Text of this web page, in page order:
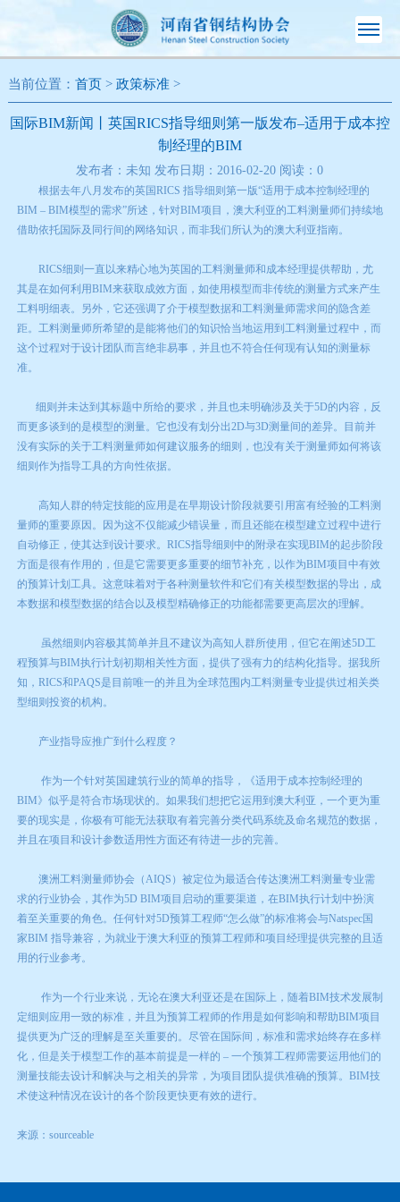
当前位置： 首页> 政策标准>
国际BIM新闻丨英国RICS指导细则第一版发布–适用于成本控
制经理的BIM
发布者：未知 发布日期：2016-02-20 阅读：0
根据去年八月发布的英国RICS 指导细则第一版“适用于成本控制经理的
BIM – BIM模型的需求”所述，针对BIM项目，澳大利亚的工料测量师们持续地
借助依托国际及同行间的网络知识，而非我们所认为的澳大利亚指南。
RICS细则一直以来精心地为英国的工料测量师和成本经理提供帮助，尤
其是在如何利用BIM来获取成效方面，如使用模型而非传统的测量方式来产生
工料明细表。另外，它还强调了介于模型数据和工料测量师需求间的隐含差
距。工料测量师所希望的是能将他们的知识恰当地运用到工料测量过程中，而
这个过程对于设计团队而言绝非易事，并且也不符合任何现有认知的测量标
准。
细则并未达到其标题中所给的要求，并且也未明确涉及关于5D的内容，反
而更多谈到的是模型的测量。它也没有划分出2D与3D测量间的差异。目前并
没有实际的关于工料测量师如何建议服务的细则，也没有关于测量师如何将该
细则作为指导工具的方向性依据。
高知人群的特定技能的应用是在早期设计阶段就要引用富有经验的工料测
量师的重要原因。因为这不仅能减少错误量，而且还能在模型建立过程中进行
自动修正，使其达到设计要求。RICS指导细则中的附录在实现BIM的起步阶段
方面是很有作用的，但是它需要更多重要的细节补充，以作为BIM项目中有效
的预算计划工具。这意味着对于各种测量软件和它们有关模型数据的导出，成
本数据和模型数据的结合以及模型精确修正的功能都需要更高层次的理解。
虽然细则内容极其简单并且不建议为高知人群所使用，但它在阐述5D工
程预算与BIM执行计划初期相关性方面，提供了强有力的结构化指导。据我所
知，RICS和PAQS是目前唯一的并且为全球范围内工料测量专业提供过相关类
型细则投资的机构。
产业指导应推广到什么程度？
作为一个针对英国建筑行业的简单的指导，《适用于成本控制经理的
BIM》似乎是符合市场现状的。如果我们想把它运用到澳大利亚，一个更为重
要的现实是，你极有可能无法获取有着完善分类代码系统及命名规范的数据，
并且在项目和设计参数适用性方面还有待进一步的完善。
澳洲工料测量师协会（AIQS）被定位为最适合传达澳洲工料测量专业需
求的行业协会，其作为5D BIM项目启动的重要渠道，在BIM执行计划中扮演
着至关重要的角色。任何针对5D预算工程师“怎么做”的标准将会与Natspec国
家BIM 指导兼容，为就业于澳大利亚的预算工程师和项目经理提供完整的且适
用的行业参考。
作为一个行业来说，无论在澳大利亚还是在国际上，随着BIM技术发展制
定细则应用一致的标准，并且为预算工程师的作用是如何影响和帮助BIM项目
提供更为广泛的理解是至关重要的。尽管在国际间，标准和需求始终存在多样
化，但是关于模型工作的基本前提是一样的 – 一个预算工程师需要运用他们的
测量技能去设计和解决与之相关的异常，为项目团队提供准确的预算。BIM技
术使这种情况在设计的各个阶段更快更有效的进行。
来源：sourceable